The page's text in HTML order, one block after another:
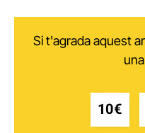
Si t'agrada aquest
10€